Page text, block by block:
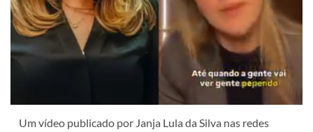
Um vídeo publicado por Janja Lula da Silva nas redes